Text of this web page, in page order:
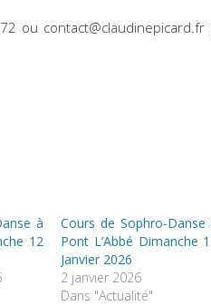
ou contact@claudinepicard.fr
à
12
Cours de Sophro-Danse
Pont L’Abbé Dimanche
Janvier 2026
2 janvier 2026
Dans "Actualité"